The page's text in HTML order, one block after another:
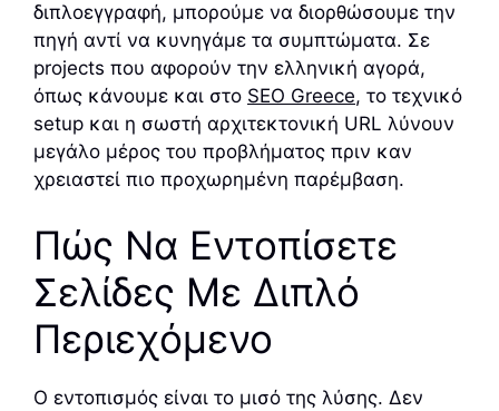
διπλοεγγραφή, μπορούμε να διορθώσουμε την
πηγή αντί να κυνηγάμε τα συμπτώματα. Σε
projects που αφορούν την ελληνική αγορά,
όπως κάνουμε και στο SEO Greece, το τεχνικό
setup και η σωστή αρχιτεκτονική URL λύνουν
μεγάλο μέρος του προβλήματος πριν καν
χρειαστεί πιο προχωρημένη παρέμβαση.
Πώς Να Εντοπίσετε
Σελίδες Με Διπλό
Περιεχόμενο
Ο εντοπισμός είναι το μισό της λύσης. Δεν